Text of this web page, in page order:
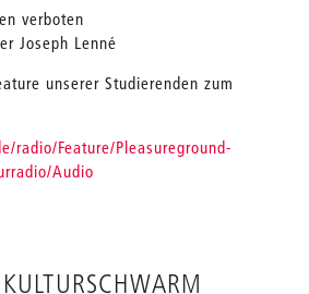
verboten
Joseph Lenné
unserer Studierenden zum
radio/Feature/Pleasureground-
Audio